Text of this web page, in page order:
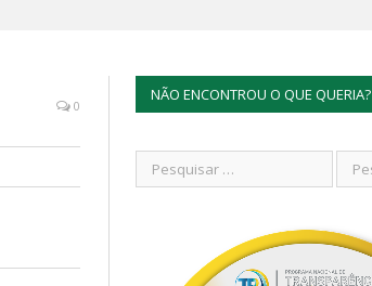
0
NÃO ENCONTROU O QUE QUERIA?